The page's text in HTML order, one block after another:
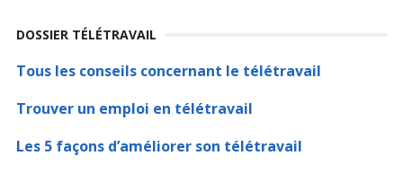
DOSSIER TÉLÉTRAVAIL
Tous les conseils concernant le télétravail
Trouver un emploi en télétravail
Les 5 façons d’améliorer son télétravail